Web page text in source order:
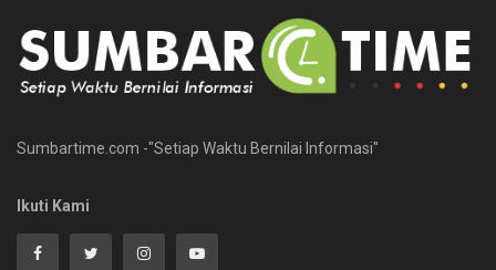
Sumbartime.com -"Setiap Waktu Bernilai Informasi"
Ikuti Kami